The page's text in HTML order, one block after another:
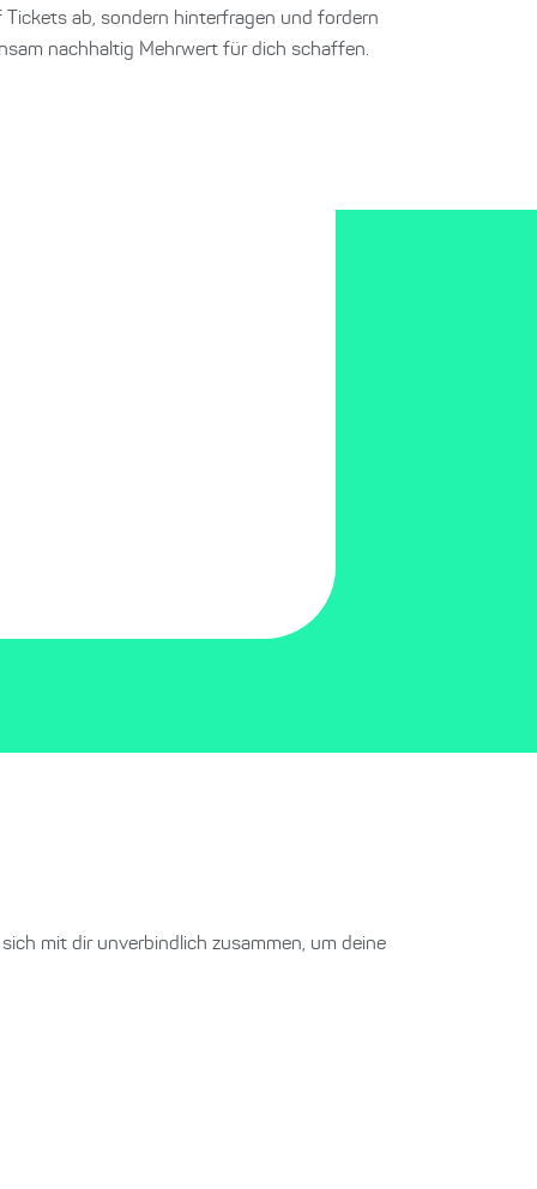
ab, sondern hinterfragen und fordern
nachhaltig Mehrwert für dich schaffen.
mit dir unverbindlich zusammen, um deine